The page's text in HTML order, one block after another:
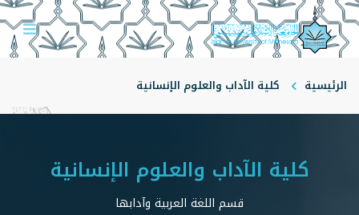
الرئيسية ‏‏كلية الآداب والعلوم الإنسانية
‏‏كلية الآداب والعلوم الإنسانية
قسم اللغة العربية وآدابها